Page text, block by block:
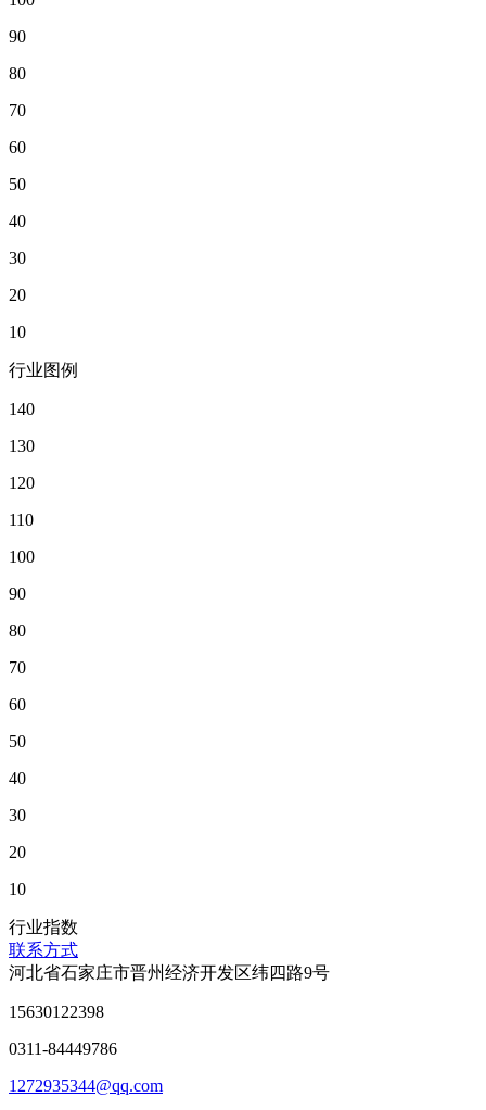
90
80
70
60
50
40
30
20
10
行业图例
140
130
120
110
100
90
80
70
60
50
40
30
20
10
行业指数
联系方式
河北省石家庄市晋州经济开发区纬四路9号
15630122398
0311-84449786
1272935344@qq.com